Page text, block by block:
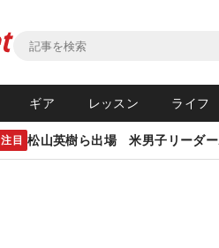
ギア レッスン ライフ
注目 松山英樹ら出場 米男子リーダ